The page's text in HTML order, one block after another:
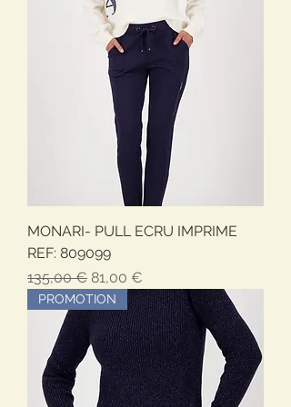
MONARI- PULL ECRU IMPRIME
REF: 809099
Prezzo regolare
135,00 € Prezzo scontato
81,00 €
PROMOTION